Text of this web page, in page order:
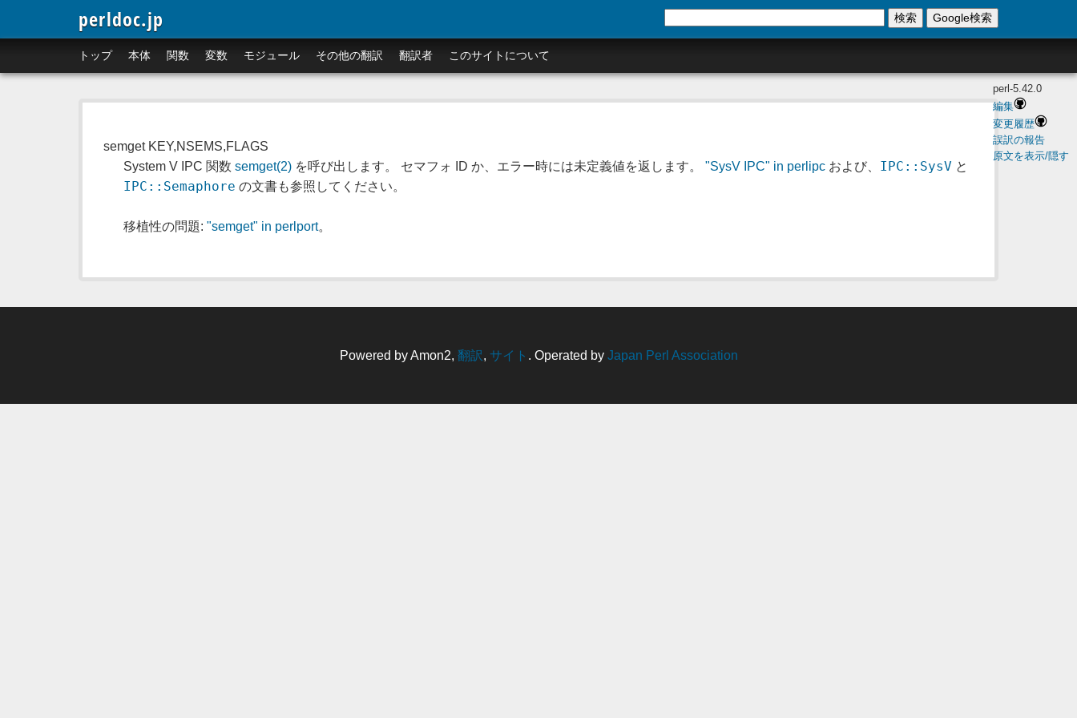
perldoc.jp
トップ 本体 関数 変数 モジュール その他の翻訳 翻訳者 このサイトについて
検索 Google検索
perl-5.42.0
編集
変更履歴
誤訳の報告
原文を表示/隠す
semget KEY,NSEMS,FLAGS
System V IPC 関数semget(2) を呼び出します。 セマフォ ID か、エラー時には未定義値を返します。"SysV IPC" in perlipc および、 IPC::SysV と
IPC::Semaphore の文書も参照してください。
移植性の問題:"semget" in perlport。
Powered by Amon2, 翻訳, サイト . Operated by Japan Perl Association